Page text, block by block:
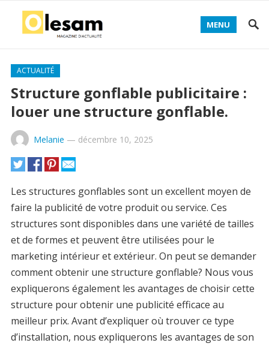
MENU
ACTUALITÉ
Structure gonflable publicitaire :
louer une structure gonflable.
Melanie — décembre 10, 2025
Les structures gonflables sont un excellent moyen de
faire la publicité de votre produit ou service. Ces
structures sont disponibles dans une variété de tailles
et de formes et peuvent être utilisées pour le
marketing intérieur et extérieur. On peut se demander
comment obtenir une structure gonflable? Nous vous
expliquerons également les avantages de choisir cette
structure pour obtenir une publicité efficace au
meilleur prix. Avant d’expliquer où trouver ce type
d’installation, nous expliquerons les avantages de son